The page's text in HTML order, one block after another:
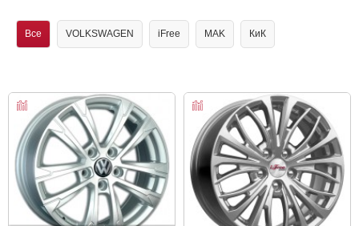
Все VOLKSWAGEN iFree MAK КиК